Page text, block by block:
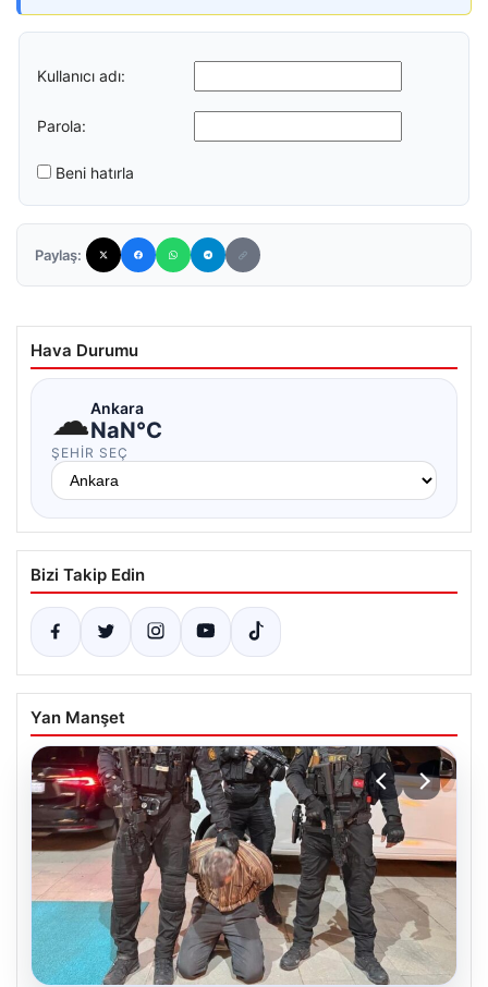
Kullanıcı adı:
Parola:
Beni hatırla
Paylaş:
Hava Durumu
☁Ankara
NaN°C
ŞEHIR SEÇ
Bizi Takip Edin
Yan Manşet